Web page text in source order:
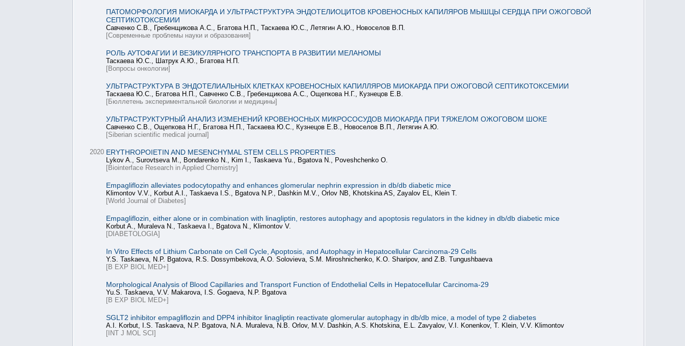
ПАТОМОРФОЛОГИЯ МИОКАРДА И УЛЬТРАСТРУКТУРА ЭНДОТЕЛИОЦИТОВ КРОВЕНОСНЫХ КАПИЛЯРОВ МЫШЦЫ СЕРДЦА ПРИ ОЖОГОВОЙ
СЕПТИКОТОКСЕМИИ
Савченко С.В., Гребенщикова А.С., Бгатова Н.П., Таскаева Ю.С., Летягин А.Ю., Новоселов В.П.
[Современные проблемы науки и образования]
РОЛЬ АУТОФАГИИ И ВЕЗИКУЛЯРНОГО ТРАНСПОРТА В РАЗВИТИИ МЕЛАНОМЫ
Таскаева Ю.С., Шатрук А.Ю., Бгатова Н.П.
[Вопросы онкологии]
УЛЬТРАСТРУКТУРА В ЭНДОТЕЛИАЛЬНЫХ КЛЕТКАХ КРОВЕНОСНЫХ КАПИЛЛЯРОВ МИОКАРДА ПРИ ОЖОГОВОЙ СЕПТИКОТОКСЕМИИ
Таскаева Ю.С., Бгатова Н.П., Савченко С.В., Гребенщикова А.С., Ощепкова Н.Г., Кузнецов Е.В.
[Бюллетень экспериментальной биологии и медицины]
УЛЬТРАСТРУКТУРНЫЙ АНАЛИЗ ИЗМЕНЕНИЙ КРОВЕНОСНЫХ МИКРОСОСУДОВ МИОКАРДА ПРИ ТЯЖЕЛОМ ОЖОГОВОМ ШОКЕ
Савченко С.В., Ощепкова Н.Г., Бгатова Н.П., Таскаева Ю.С., Кузнецов Е.В., Новоселов В.П., Летягин А.Ю.
[Siberian scientific medical journal]
2020 ERYTHROPOIETIN AND MESENCHYMAL STEM CELLS PROPERTIES
Lykov A., Surovtseva M., Bondarenko N., Kim I., Taskaeva Yu., Bgatova N., Poveshchenko O.
[Biointerface Research in Applied Chemistry]
Empagliflozin alleviates podocytopathy and enhances glomerular nephrin expression in db/db diabetic mice
Klimontov V.V., Korbut A.I., Taskaeva I.S., Bgatova N.P., Dashkin M.V., Orlov NB, Khotskina AS, Zayalov EL, Klein T.
[World Journal of Diabetes]
Empagliflozin, either alone or in combination with linagliptin, restores autophagy and apoptosis regulators in the kidney in db/db diabetic mice
Korbut A., Muraleva N., Taskaeva I., Bgatova N., Klimontov V.
[DIABETOLOGIA]
In Vitro Effects of Lithium Carbonate on Cell Cycle, Apoptosis, and Autophagy in Hepatocellular Carcinoma-29 Cells
Y.S. Taskaeva, N.P. Bgatova, R.S. Dossymbekova, A.O. Solovieva, S.M. Miroshnichenko, K.O. Sharipov, and Z.B. Tungushbaeva
[B EXP BIOL MED+]
Morphological Analysis of Blood Capillaries and Transport Function of Endothelial Cells in Hepatocellular Carcinoma-29
Yu.S. Taskaeva, V.V. Makarova, I.S. Gogaeva, N.P. Bgatova
[B EXP BIOL MED+]
SGLT2 inhibitor empagliflozin and DPP4 inhibitor linagliptin reactivate glomerular autophagy in db/db mice, a model of type 2 diabetes
A.I. Korbut, I.S. Taskaeva, N.P. Bgatova, N.A. Muraleva, N.B. Orlov, M.V. Dashkin, A.S. Khotskina, E.L. Zavyalov, V.I. Konenkov, T. Klein, V.V. Klimontov
[INT J MOL SCI]